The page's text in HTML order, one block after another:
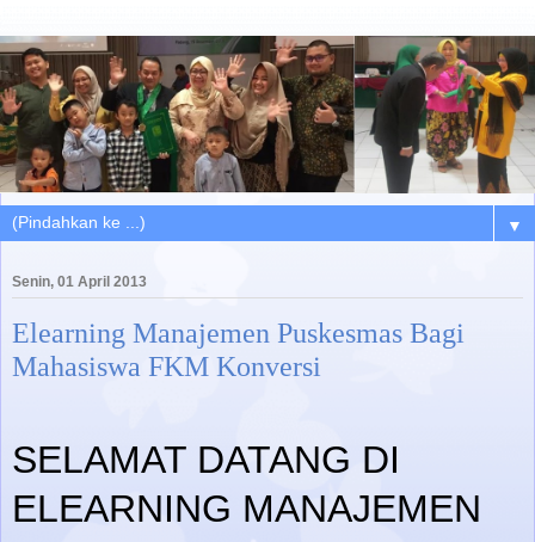
▼
Senin, 01 April 2013
Elearning Manajemen Puskesmas Bagi
Mahasiswa FKM Konversi
SELAMAT DATANG DI
ELEARNING MANAJEMEN